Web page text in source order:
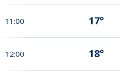
11:00 17°
12:00 18°